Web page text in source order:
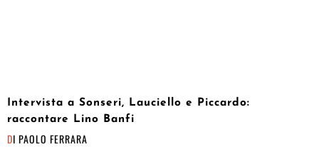
Intervista a Sonseri, Lauciello e Piccardo:
raccontare Lino Banfi
DI PAOLO FERRARA